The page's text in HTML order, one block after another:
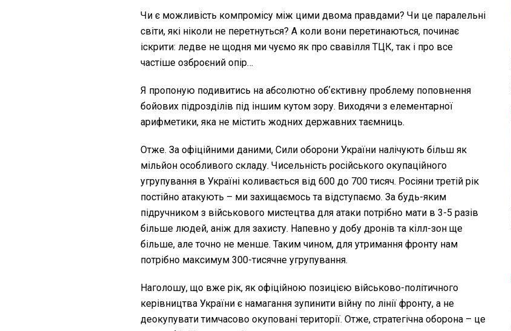
Чи є можливість компромісу між цими двома правдами? Чи це паралельні
світи, які ніколи не перетнуться? А коли вони перетинаються, починає
іскрити: ледве не щодня ми чуємо як про свавілля ТЦК, так і про все
частіше озброєний опір…
Я пропоную подивитись на абсолютно обʼєктивну проблему поповнення
бойових підрозділів під іншим кутом зору. Виходячи з елементарної
арифметики, яка не містить жодних державних таємниць.
Отже. За офіційними даними, Сили оборони України налічують більш як
мільйон особливого складу. Чисельність російського окупаційного
угрупування в Україні коливається від 600 до 700 тисяч. Росіяни третій рік
постійно атакують – ми захищаємось та відступаємо. За будь-яким
підручником з військового мистецтва для атаки потрібно мати в 3-5 разів
більше людей, аніж для захисту. Напевно у добу дронів та кілл-зон ще
більше, але точно не менше. Таким чином, для утримання фронту нам
потрібно максимум 300-тисячне угрупування.
Наголошу, що вже рік, як офіційною позицією військово-політичного
керівництва України є намагання зупинити війну по лінії фронту, а не
деокупувати тимчасово окуповані території. Отже, стратегічна оборона – це